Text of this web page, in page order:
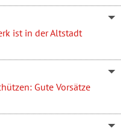
ist in der Altstadt
Gute Vorsätze